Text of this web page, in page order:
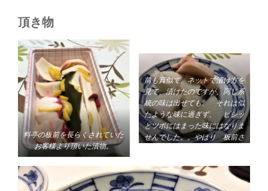
頂き物
料亭の板前を長らくされていた
お客様より頂いた漬物。
前も真似て、ネットで漬け方を
見て、漬けたのですが、同じ系
統の味は出せても、 それは似
たような味に過ぎず、 ビシッ
とツボにはまった味にはなりま
せんでした。。やはり 板前さ